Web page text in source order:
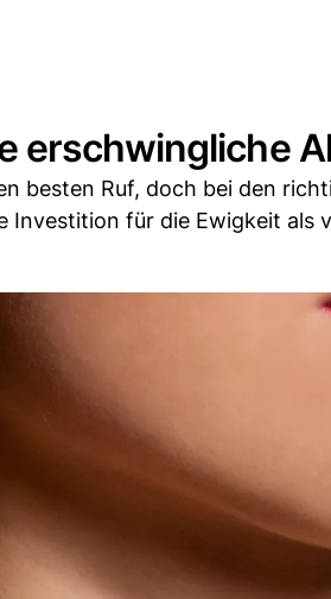
erschwingliche
besten Ruf, doch bei den
Investition für die Ewigkeit als